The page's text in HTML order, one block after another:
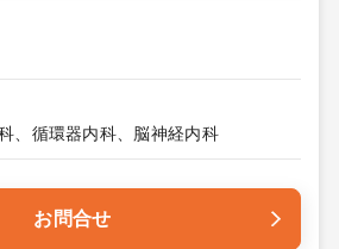
、循環器内科、脳神経内科
お問合せ